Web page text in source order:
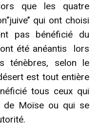
que les quatre
qui ont choisi
pas bénéficié du
été anéantis lors
ténèbres, selon le
est tout entière
tous ceux qui
de Moïse ou qui se